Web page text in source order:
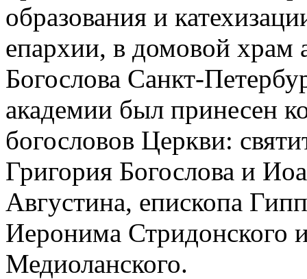
образования и
епархии, в домовой храм
Богослова Санкт-
академии был принесен
богословов Церкви:
Григория Богослова и
Августина, епископа
Иеронима Стридонского
Медиоланского.